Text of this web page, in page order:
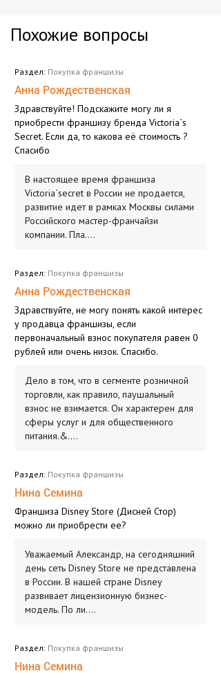
Похожие вопросы
Раздел: Покупка франшизы
Анна Рождественская
Здравствуйте! Подскажите могу ли я
приобрести франшизу бренда Victoria`s
Secret. Если да, то какова её стоимость ?
Спасибо
В настоящее время франшиза
Victoria`secret в России не продается,
развитие идет в рамках Москвы силами
Российского мастер-франчайзи
компании. Пла....
Раздел: Покупка франшизы
Анна Рождественская
Здравствуйте, не могу понять какой интерес
у продавца франшизы, если
первоначальный взнос покупателя равен 0
рублей или очень низок. Спасибо.
Дело в том, что в сегменте розничной
торговли, как правило, паушальный
взнос не взимается. Он характерен для
сферы услуг и для общественного
питания.&....
Раздел: Покупка франшизы
Нина Семина
Франшиза Disney Store (Дисней Стор)
можно ли приобрести ее?
Уважаемый Александр, на сегодняшний
день сеть Disney Store не представлена
в России. В нашей стране Disney
развивает лицензионную бизнес-
модель. По ли....
Раздел: Покупка франшизы
Нина Семина